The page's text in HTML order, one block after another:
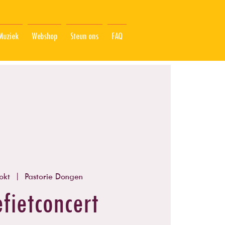
Webshop Steun ons FAQ
  |
Pastorie Dongen